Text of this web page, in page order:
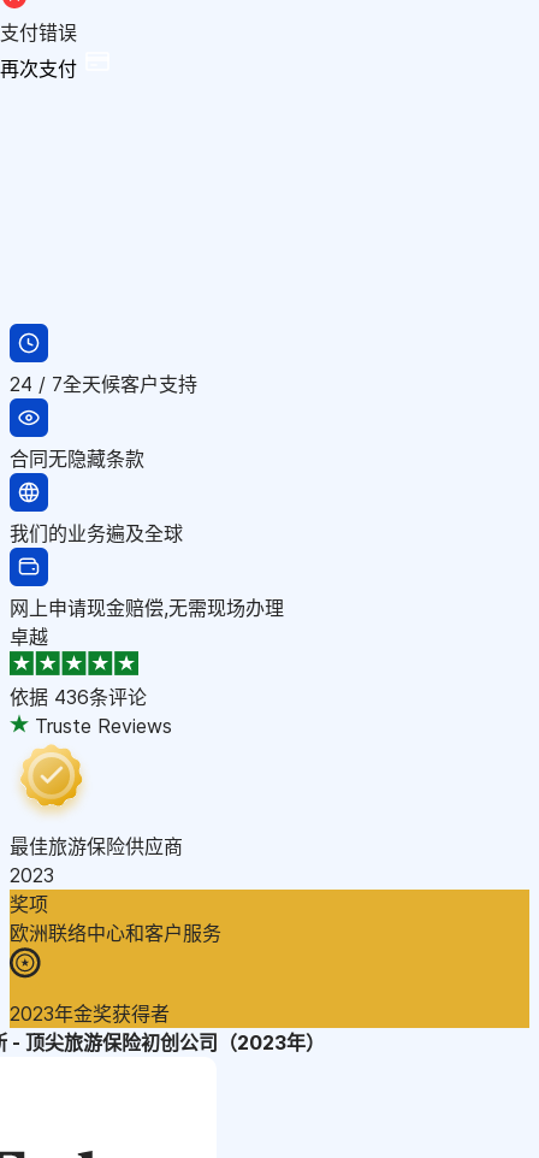
支付错误
再次支付
24 / 7全天候客户支持
合同无隐藏条款
我们的业务遍及全球
网上申请现金赔偿,无需现场办理
卓越
依据 436条评论
Truste Reviews
最佳旅游保险供应商
2023
奖项
欧洲联络中心和客户服务
2023年金奖获得者
- 顶尖旅游保险初创公司（2023年）